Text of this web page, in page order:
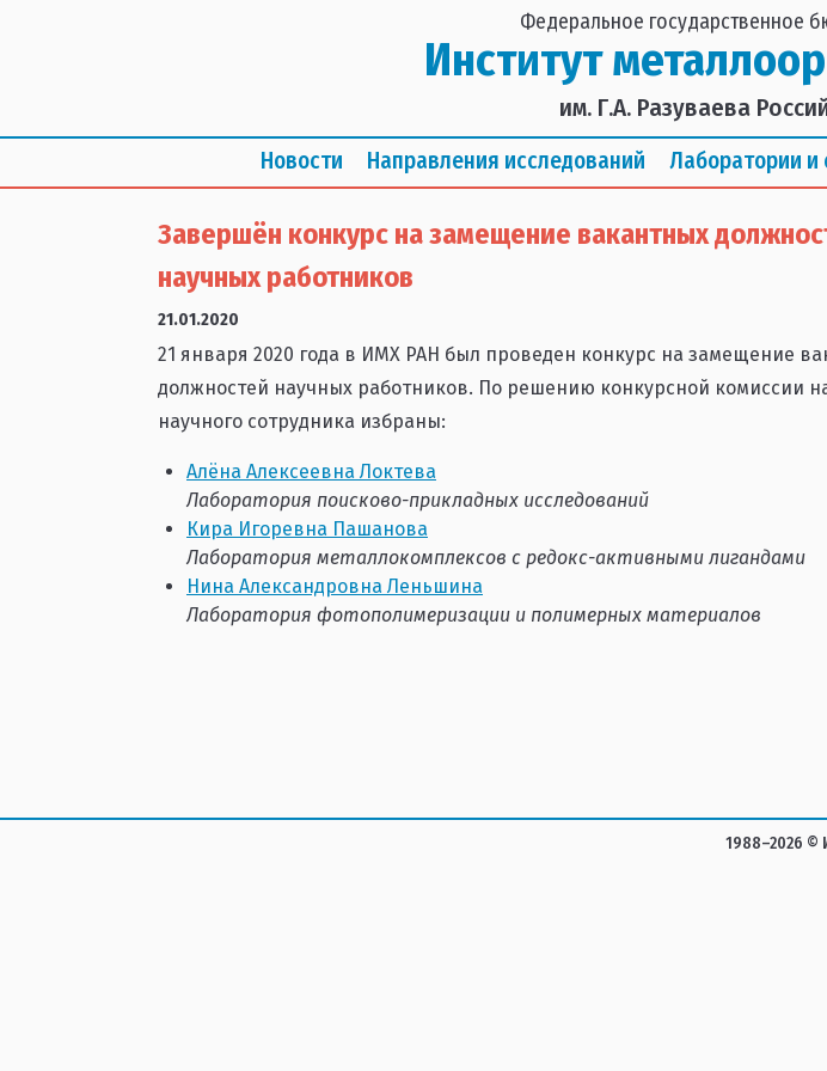
Федеральное государственное
Институт
им. Г.А. Разуваева
Новости Направления исследований Лаборатории и
Завершён конкурс на замещение вакантных
научных работников
21.01.2020
21 января 2020 года в ИМХ РАН был проведен конкурс на замещение
должностей научных работников. По решению конкурсной комиссии
научного сотрудника избраны:
Алёна Алексеевна Локтева
Лаборатория поисково-прикладных исследований
Кира Игоревна Пашанова
Лаборатория металлокомплексов с редокс-активными лигандами
Нина Александровна Леньшина
Лаборатория фотополимеризации и полимерных материалов
1988–2026 ©